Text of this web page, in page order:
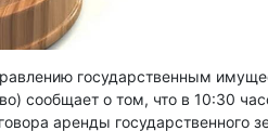
государственным
сообщает о том, что в 10:30
аренды государственного